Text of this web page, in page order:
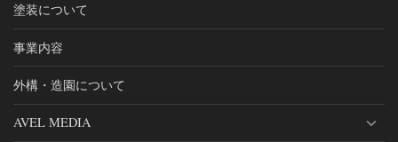
塗装について
事業内容
外構・造園について
AVEL MEDIA